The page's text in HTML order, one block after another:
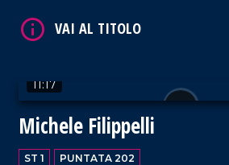
11:17
Michele Filippelli
ST 1 PUNTATA 202
VAI AL TITOLO